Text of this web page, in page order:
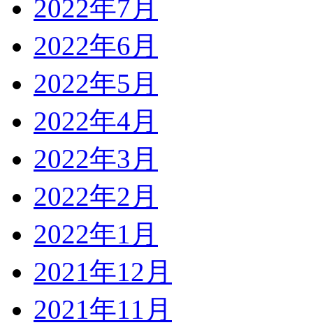
2022年7月
2022年6月
2022年5月
2022年4月
2022年3月
2022年2月
2022年1月
2021年12月
2021年11月